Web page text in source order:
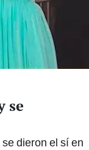
se
dieron el sí en